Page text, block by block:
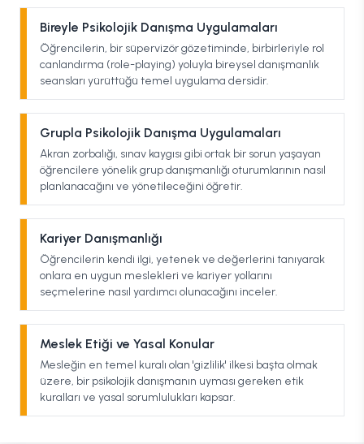
Bireyle Psikolojik Danışma Uygulamaları
Öğrencilerin, bir süpervizör gözetiminde, birbirleriyle rol
canlandırma (role-playing) yoluyla bireysel danışmanlık
seansları yürüttüğü temel uygulama dersidir.
Grupla Psikolojik Danışma Uygulamaları
Akran zorbalığı, sınav kaygısı gibi ortak bir sorun yaşayan
öğrencilere yönelik grup danışmanlığı oturumlarının nasıl
planlanacağını ve yönetileceğini öğretir.
Kariyer Danışmanlığı
Öğrencilerin kendi ilgi, yetenek ve değerlerini tanıyarak
onlara en uygun meslekleri ve kariyer yollarını
seçmelerine nasıl yardımcı olunacağını inceler.
Meslek Etiği ve Yasal Konular
Mesleğin en temel kuralı olan 'gizlilik' ilkesi başta olmak
üzere, bir psikolojik danışmanın uyması gereken etik
kuralları ve yasal sorumlulukları kapsar.